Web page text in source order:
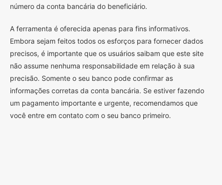
número da conta bancária do beneficiário.
A ferramenta é oferecida apenas para fins informativos.
Embora sejam feitos todos os esforços para fornecer dados
precisos, é importante que os usuários saibam que este site
não assume nenhuma responsabilidade em relação à sua
precisão. Somente o seu banco pode confirmar as
informações corretas da conta bancária. Se estiver fazendo
um pagamento importante e urgente, recomendamos que
você entre em contato com o seu banco primeiro.